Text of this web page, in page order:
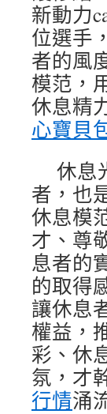
新動力
位選手
者的風
模范，
休息精
心寶貝
休息
者，也
休息模
才、尊
息者的
的取得
讓休息
權益，
彩、休
氛，才
行情涌